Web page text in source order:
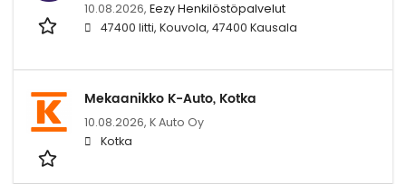
10.08.2026, Eezy Henkilöstöpalvelut
47400 Iitti, Kouvola, 47400 Kausala
Mekaanikko K-Auto, Kotka
10.08.2026, K Auto Oy
Kotka